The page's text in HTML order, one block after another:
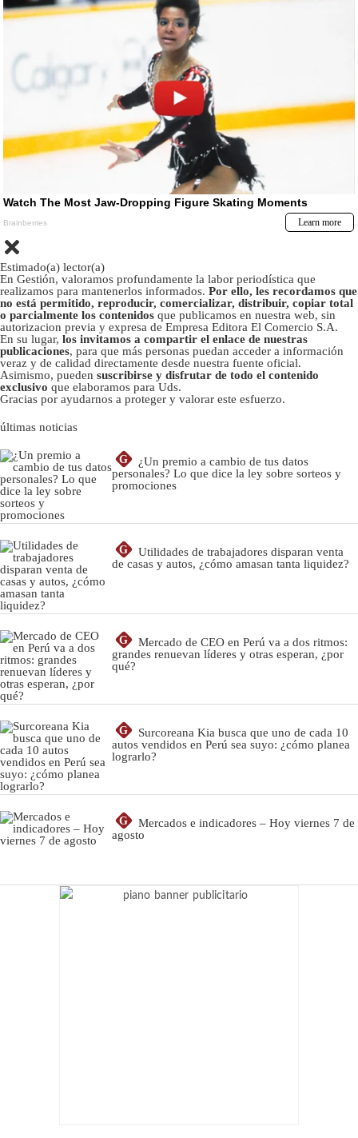
Estimado(a) lector(a)
En Gestión, valoramos profundamente la labor periodística que
realizamos para mantenerlos informados. Por ello, les recordamos que
no está permitido, reproducir, comercializar, distribuir, copiar total
o parcialmente los contenidos que publicamos en nuestra web, sin
autorizacion previa y expresa de Empresa Editora El Comercio S.A.
En su lugar, los invitamos a compartir el enlace de nuestras
publicaciones, para que más personas puedan acceder a información
veraz y de calidad directamente desde nuestra fuente oficial.
Asimismo, pueden suscribirse y disfrutar de todo el contenido
exclusivo que elaboramos para Uds.
Gracias por ayudarnos a proteger y valorar este esfuerzo.
últimas noticias
G
¿Un premio a cambio de tus datos
personales? Lo que dice la ley sobre sorteos y
promociones
G
Utilidades de trabajadores disparan venta
de casas y autos, ¿cómo amasan tanta liquidez?
G
Mercado de CEO en Perú va a dos ritmos:
grandes renuevan líderes y otras esperan, ¿por
qué?
G
Surcoreana Kia busca que uno de cada 10
autos vendidos en Perú sea suyo: ¿cómo planea
lograrlo?
G
Mercados e indicadores – Hoy viernes 7 de
agosto